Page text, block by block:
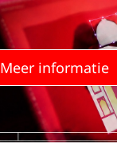
Meer informatie